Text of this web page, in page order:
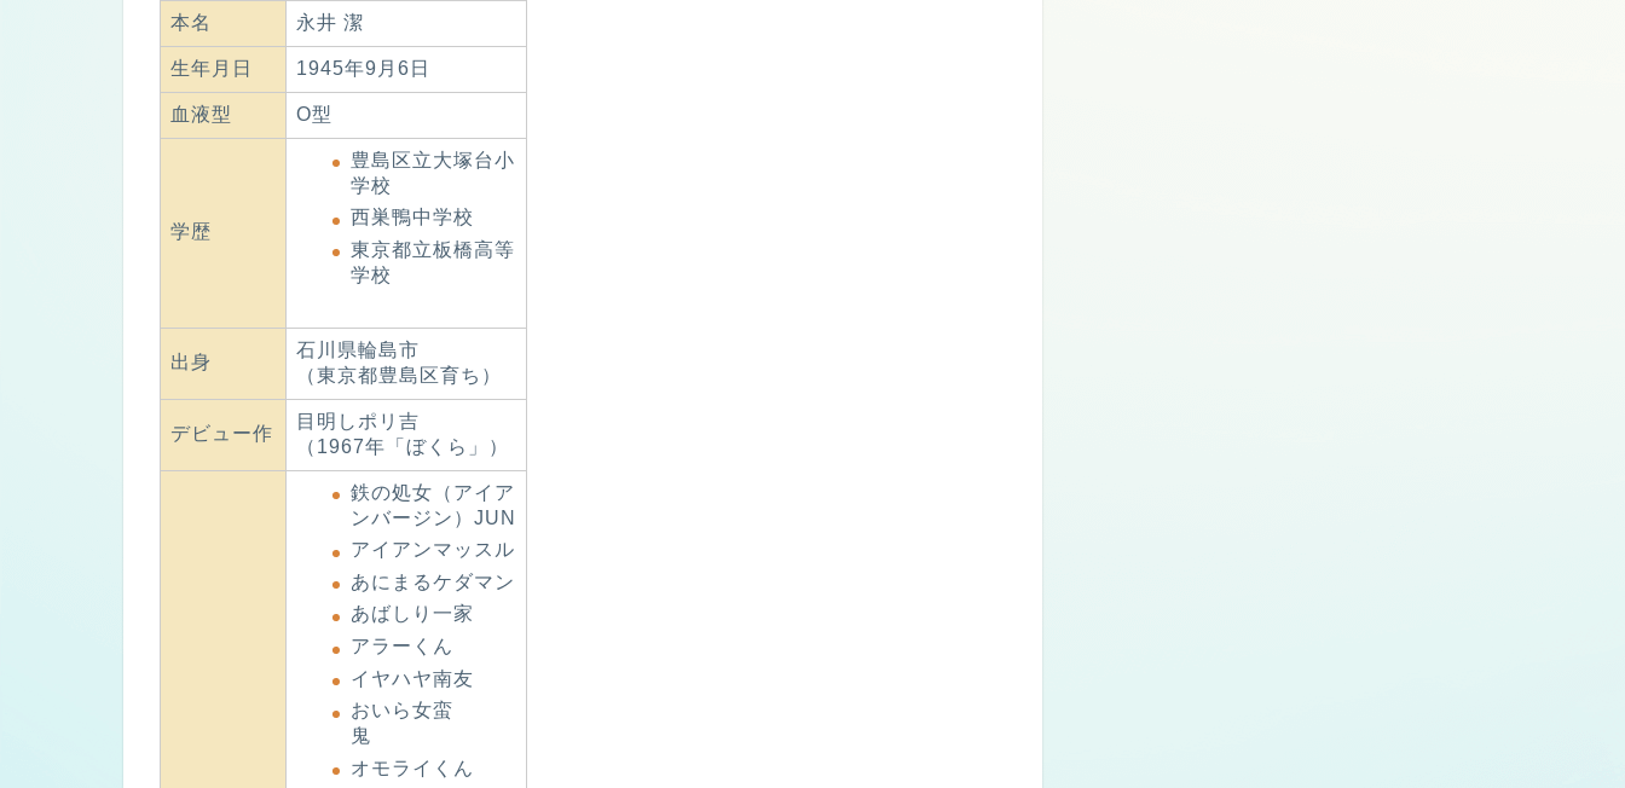
本名 永井 潔
生年月日 1945年9月6日
血液型 O型
学歴
豊島区立大塚台小
学校
西巣鴨中学校
東京都立板橋高等
学校
出身
石川県輪島市
（東京都豊島区育ち）
デビュー作
目明しポリ吉
（1967年「ぼくら」）
鉄の処女（アイア
ンバージン）JUN
アイアンマッスル
あにまるケダマン
あばしり一家
アラーくん
イヤハヤ南友
おいら女蛮
鬼
オモライくん